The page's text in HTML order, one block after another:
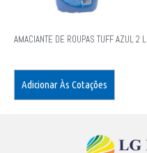
AMACIANTE DE ROUPAS TUFF AZUL 2 L
Adicionar Às Cotações